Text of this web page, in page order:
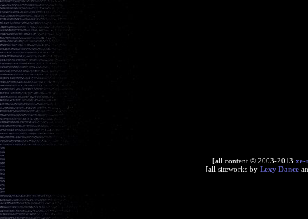
[all content © 2003-2013 xe-
[all siteworks by Lexy Dance